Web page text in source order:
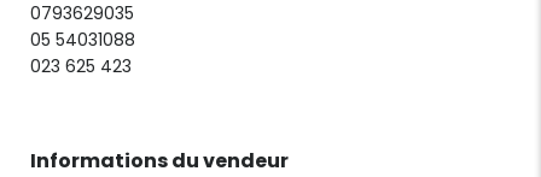
0793629035
05 54031088
023 625 423
Informations du vendeur